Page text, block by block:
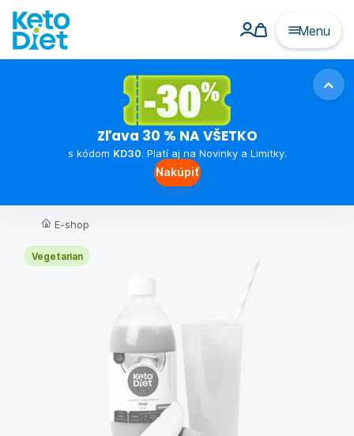
Menu
Zľava 30 % NA VŠETKO
s kódom KD30. Platí aj na Novinky a Limitky.
Nakúpiť
E-shop
Vegetarian